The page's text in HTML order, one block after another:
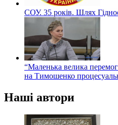
СОУ. 35 років. Шлях
“Маленька велика
на Тимошенко
Наші автори